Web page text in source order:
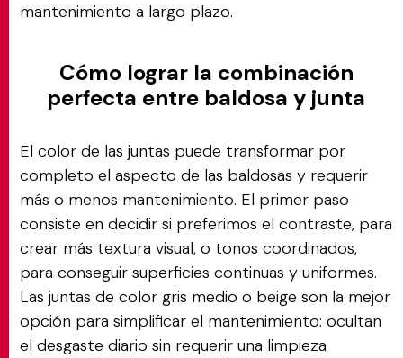
mantenimiento a largo plazo.
Cómo lograr la combinación
perfecta entre baldosa y junta
El color de las juntas puede transformar por
completo el aspecto de las baldosas y requerir
más o menos mantenimiento. El primer paso
consiste en decidir si preferimos el contraste, para
crear más textura visual, o tonos coordinados,
para conseguir superficies continuas y uniformes.
Las juntas de color gris medio o beige son la mejor
opción para simplificar el mantenimiento: ocultan
el desgaste diario sin requerir una limpieza